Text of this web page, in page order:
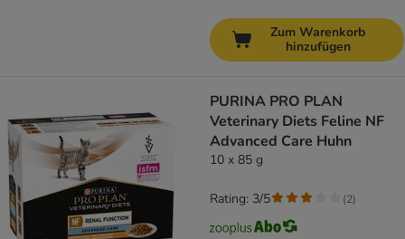
Zum Warenkorb
hinzufügen
PURINA PRO PLAN
Veterinary Diets Feline NF
Advanced Care Huhn
10 x 85 g
Rating: 3/5 (2)